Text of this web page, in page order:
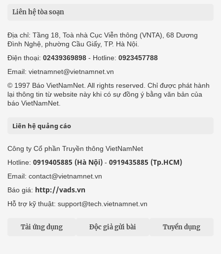
Liên hệ tòa soạn
Địa chỉ: Tầng 18, Toà nhà Cục Viễn thông (VNTA), 68 Dương
Đình Nghệ, phường Cầu Giấy, TP. Hà Nội.
Điện thoại: 02439369898 - Hotline: 0923457788
Email: vietnamnet@vietnamnet.vn
© 1997 Báo VietNamNet. All rights reserved. Chỉ được phát hành
lại thông tin từ website này khi có sự đồng ý bằng văn bản của
báo VietNamNet.
Liên hệ quảng cáo
Công ty Cổ phần Truyền thông VietNamNet
Hotline: 0919405885 (Hà Nội) - 0919435885 (Tp.HCM)
Email: contact@vietnamnet.vn
Báo giá: http://vads.vn
Hỗ trợ kỹ thuật: support@tech.vietnamnet.vn
Tải ứng dụng Độc giả gửi bài Tuyển dụng